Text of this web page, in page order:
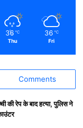
36 ℃
Thu
36 ℃
Fri
Comments
की रेप के बाद हत्या, पुलिस ने